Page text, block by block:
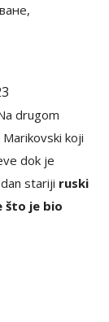
drugom
koji
dok je
stariji ruski
što je bio